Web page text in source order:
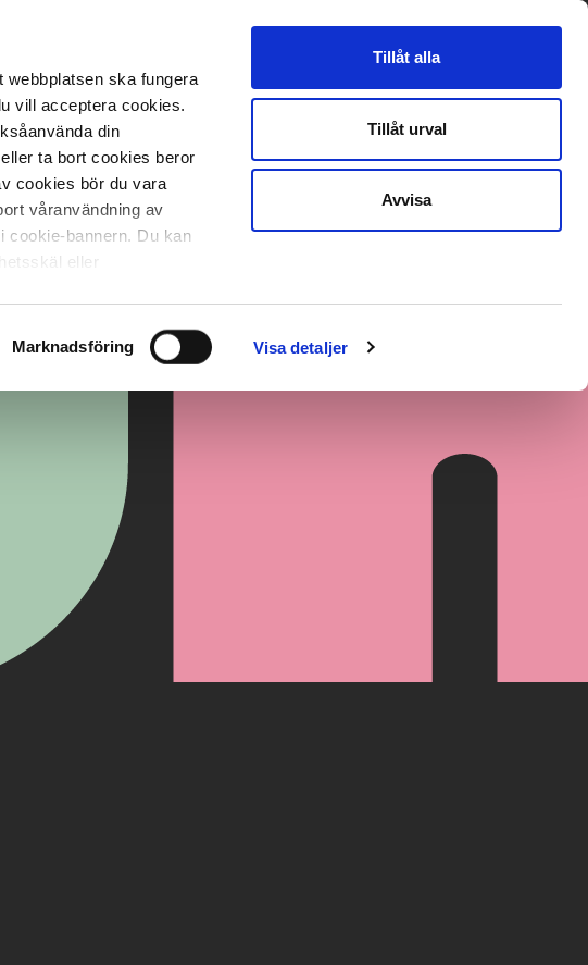
ska fungera
vill acceptera cookies.
din
ta bort cookies beror
cookies bör du vara
våranvändning av
cookie-bannern. Du kan
eller
Marknadsföring Visa detaljer
Tillåt alla
Tillåt urval
Avvisa